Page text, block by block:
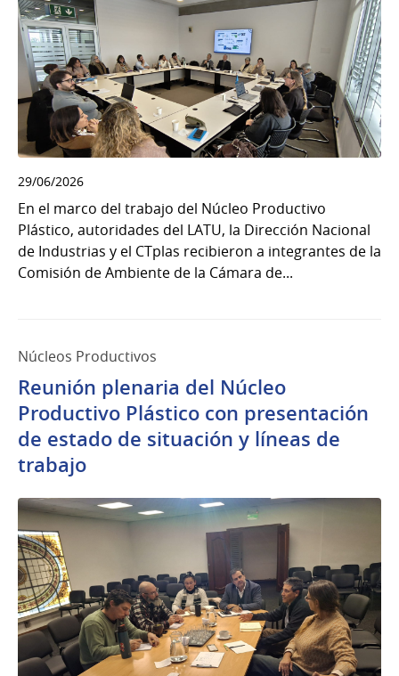
29/06/2026
En el marco del trabajo del Núcleo Productivo
Plástico, autoridades del LATU, la Dirección Nacional
de Industrias y el CTplas recibieron a integrantes de la
Comisión de Ambiente de la Cámara de...
Núcleos Productivos
Reunión plenaria del Núcleo
Productivo Plástico con presentación
de estado de situación y líneas de
trabajo